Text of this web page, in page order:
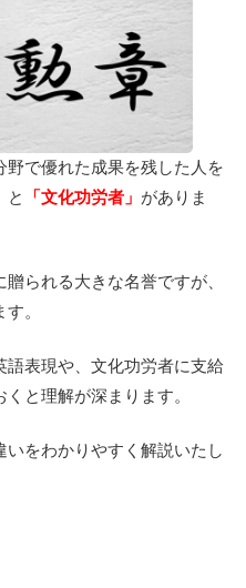
野で優れた成果を残した人を
と 「文化功労者」 がありま
られる大きな名誉ですが、
。
語表現や、文化功労者に支給
くと理解が深まります。
をわかりやすく解説いたし